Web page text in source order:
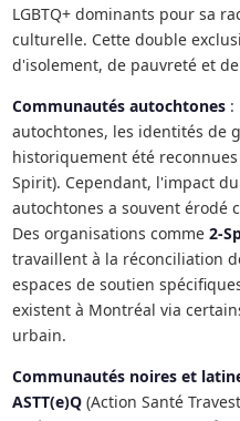
LGBTQ+ dominants pour sa
culturelle. Cette double
d'isolement, de pauvreté et
Communautés autochtones :
autochtones, les identités de
historiquement été
Spirit). Cependant, l'impact
autochtones a souvent érodé
Des organisations comme2-
travaillent à la réconciliation
espaces de soutien
existent à Montréal via
urbain.
Communautés noires et
ASTT(e)Q (Action Santé